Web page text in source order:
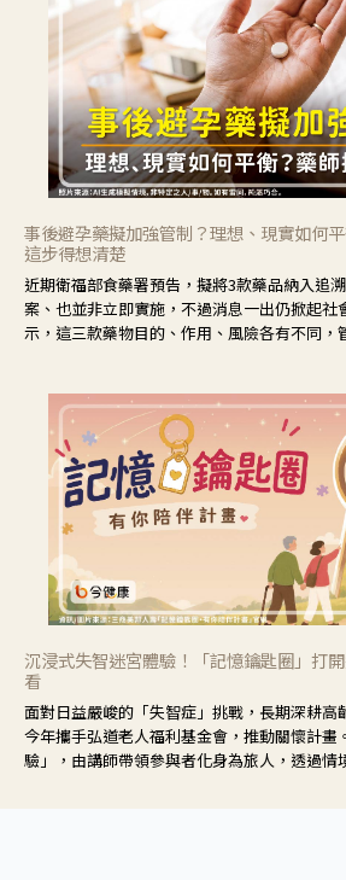
事後避孕藥擬加強管制？理想、現實如何
這步得想清楚
近期衛福部食藥署預告，擬將3款藥品納入追
案、也並非立即實施，不過消息一出仍掀起社
示，這三款藥物目的、作用、風險各有不同，
沉浸式失智迷宮體驗！「記憶鑰匙圈」打
看
面對日益嚴峻的「失智症」挑戰，長期深耕高
今年攜手弘道老人福利基金會，推動關懷計畫。 透過沉浸式「孟婆體
驗」，由講師帶領參與者化身為旅人，透過情